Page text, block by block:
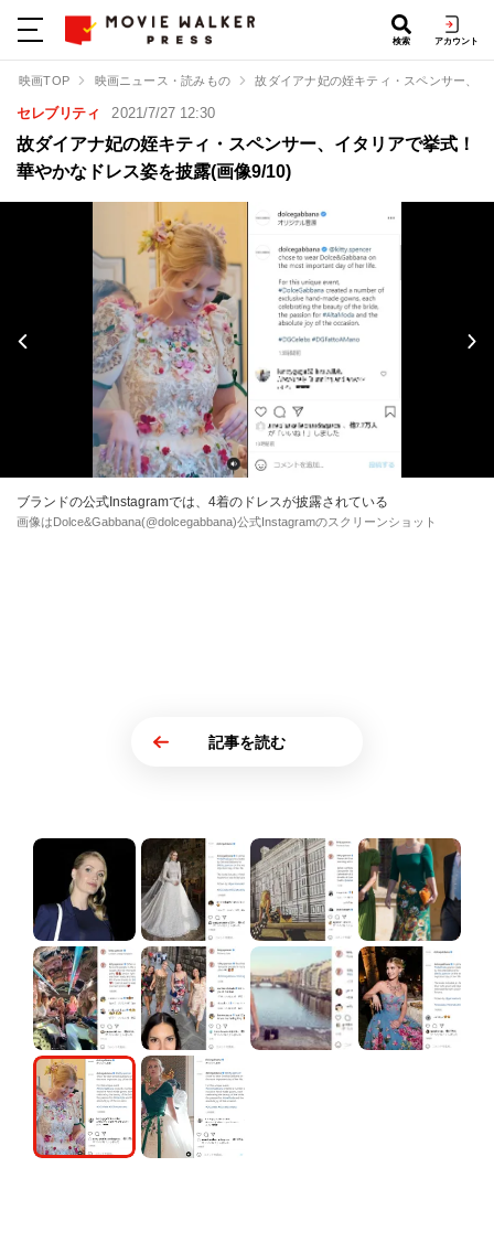
検索 アカウント
映画TOP 映画ニュース・読みもの 故ダイアナ妃の姪キティ・スペンサー、
セレブリティ 2021/7/27 12:30
故ダイアナ妃の姪キティ・スペンサー、イタリアで挙式！
華やかなドレス姿を披露(画像9/10)
ブランドの公式Instagramでは、4着のドレスが披露されている
画像はDolce&Gabbana(@dolcegabbana)公式Instagramのスクリーンショット
記事を読む